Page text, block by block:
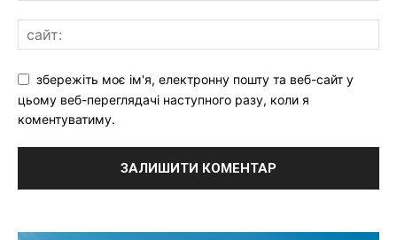
збережіть моє ім'я, електронну пошту та веб-сайт у
цьому веб-переглядачі наступного разу, коли я
коментуватиму.